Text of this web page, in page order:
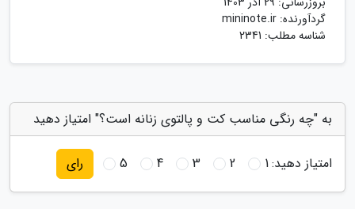
گردآورنده: mininote.ir
شناسه مطلب: 2341
به "چه رنگی مناسب کت و پالتوی زنانه است؟" امتیاز دهید
امتیاز دهید:1
2
3
4
5 رای